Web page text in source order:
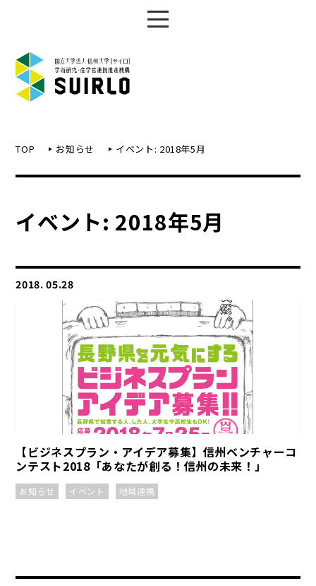
TOP お知らせ イベント: 2018年5月
イベント: 2018年5月
2018. 05.28
【ビジネスプラン・アイデア募集】信州ベンチャーコ
ンテスト2018「あなたが創る！信州の未来！」
お知らせ イベント 地域連携